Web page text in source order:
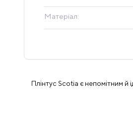
Матеріал:
Плінтус Scotia є непомітним й